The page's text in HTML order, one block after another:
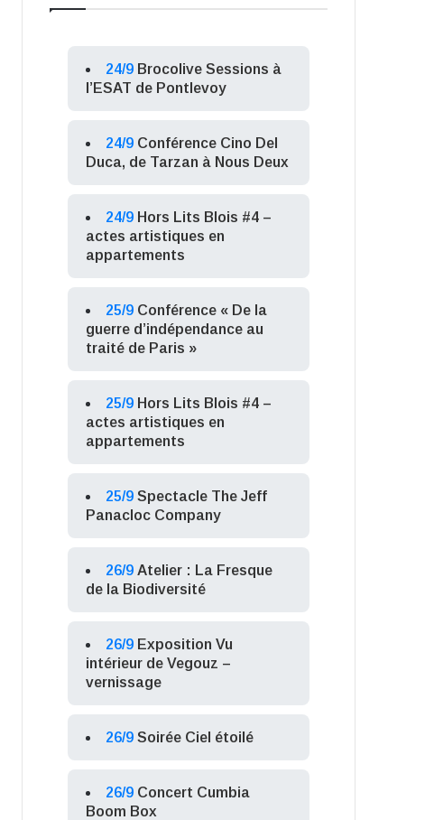
24/9 Brocolive Sessions à
l’ESAT de Pontlevoy
24/9 Conférence Cino Del
Duca, de Tarzan à Nous Deux
24/9 Hors Lits Blois #4 –
actes artistiques en
appartements
25/9 Conférence « De la
guerre d’indépendance au
traité de Paris »
25/9 Hors Lits Blois #4 –
actes artistiques en
appartements
25/9 Spectacle The Jeff
Panacloc Company
26/9 Atelier : La Fresque
de la Biodiversité
26/9 Exposition Vu
intérieur de Vegouz –
vernissage
26/9 Soirée Ciel étoilé
26/9 Concert Cumbia
Boom Box